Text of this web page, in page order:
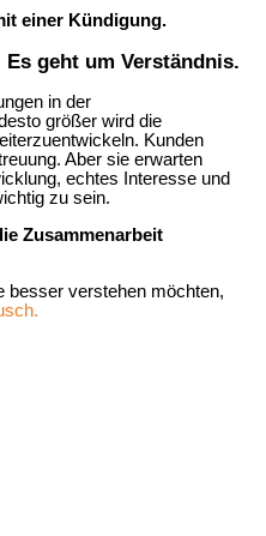
einer Kündigung.
geht um Verständnis.
in der
größer wird die
Kunden
Aber sie erwarten
echtes Interesse und
zu sein.
Zusammenarbeit
besser verstehen möchten,